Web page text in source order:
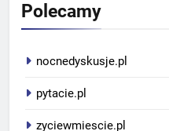
Polecamy
nocnedyskusje.pl
pytacie.pl
zyciewmiescie.pl